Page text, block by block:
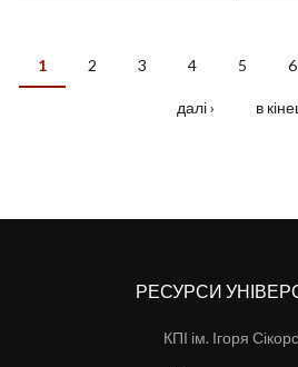
СТОРІНКИ
1 2 3 4 5 6
далі › в
РЕСУРСИ
КПІ ім. Ігоря